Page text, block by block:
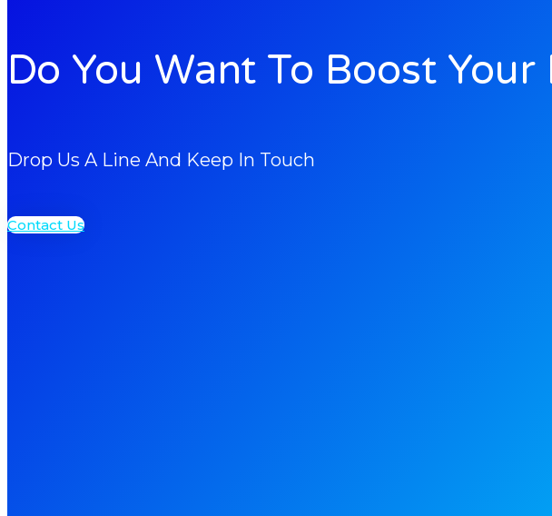
Do You Want To Boost Your
Drop Us A Line And Keep In Touch
Contact Us